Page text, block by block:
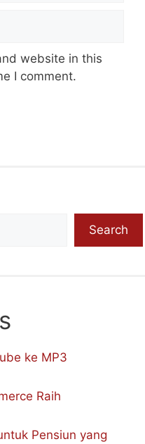
website in this
I comment.
Search
ke MP3
Raih
Pensiun yang